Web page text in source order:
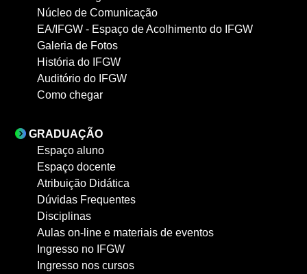
Núcleo de Comunicação
EA/IFGW - Espaço de Acolhimento do IFGW
Galeria de Fotos
História do IFGW
Auditório do IFGW
Como chegar
GRADUAÇÃO
Espaço aluno
Espaço docente
Atribuição Didática
Dúvidas Frequentes
Disciplinas
Aulas on-line e materiais de eventos
Ingresso no IFGW
Ingresso nos cursos